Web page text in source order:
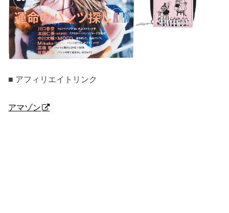
■ アフィリエイトリンク
アマゾン